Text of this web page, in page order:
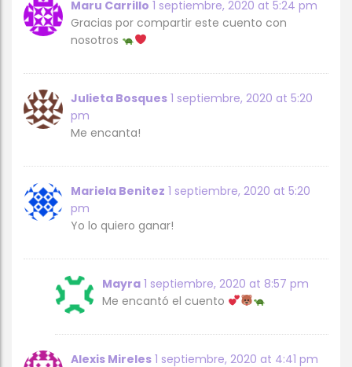
Maru Carrillo 1 septiembre, 2020 at 5:24 pm
Gracias por compartir este cuento con
nosotros
Julieta Bosques 1 septiembre, 2020 at 5:20
pm
Me encanta!
Mariela Benitez 1 septiembre, 2020 at 5:20
pm
Yo lo quiero ganar!
Mayra 1 septiembre, 2020 at 8:57 pm
Me encantó el cuento
Alexis Mireles 1 septiembre, 2020 at 4:41 pm